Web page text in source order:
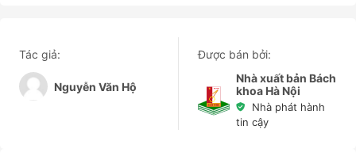
Tác giả:
Nguyễn Văn Hộ
Được bán bởi:
Nhà xuất bản Bách
khoa Hà Nội
Nhà phát hành
tin cậy